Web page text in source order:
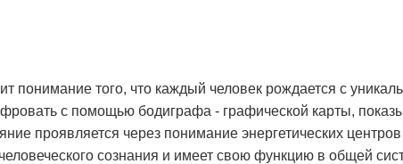
понимание того, что каждый человек рождается с
с помощью бодиграфа - графической карты,
проявляется через понимание энергетических
сознания и имеет свою функцию в общей